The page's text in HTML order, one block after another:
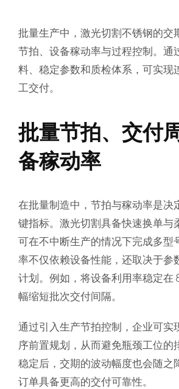
批量生产中，激光切割不锈钢的交
节拍、设备稼动率与过程控制。通
料、稳定参数和质检体系，可实现
工交付。
批量节拍、交付
备稼动率
在批量制造中，节拍与稼动率是决
键指标。激光切割具备快速换单与
可在不中断生产的情况下完成多型
率不仅依赖设备性能，还取决于参
计划。例如，将设备利用率稳定在
幅缩短批次交付间隔。
通过引入生产节拍控制，企业可实
序前置规划，从而避免瓶颈工位的
稳定后，交期的波动幅度也会随之
订单具备更高的交付可靠性。